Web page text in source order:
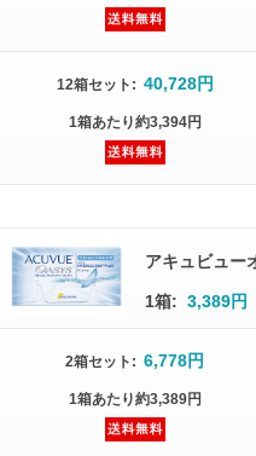
12箱セット : 40,728円
1箱あたり約3,394円
アキュビュ
1箱: 3,389円
2箱セット : 6,778円
1箱あたり約3,389円